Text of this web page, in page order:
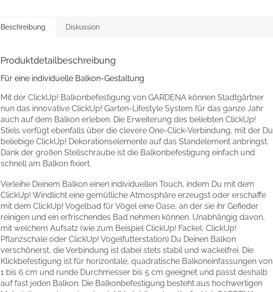
Beschreibung Diskussion
Produktdetailbeschreibung
Für eine individuelle Balkon-Gestaltung
Mit der ClickUp! Balkonbefestigung von GARDENA können Stadtgärtner
nun das innovative ClickUp! Garten-Lifestyle System für das ganze Jahr
auch auf dem Balkon erleben. Die Erweiterung des beliebten ClickUp!
Stiels verfügt ebenfalls über die clevere One-Click-Verbindung, mit der Du
beliebige ClickUp! Dekorationselemente auf das Standelement anbringst.
Dank der großen Stellschraube ist die Balkonbefestigung einfach und
schnell am Balkon fixiert.
Verleihe Deinem Balkon einen individuellen Touch, indem Du mit dem
ClickUp! Windlicht eine gemütliche Atmosphäre erzeugst oder erschaffe
mit dem ClickUp! Vogelbad für Vögel eine Oase, an der sie ihr Gefieder
reinigen und ein erfrischendes Bad nehmen können. Unabhängig davon,
mit welchem Aufsatz (wie zum Beispiel ClickUp! Fackel, ClickUp!
Pflanzschale oder ClickUp! Vogelfutterstation) Du Deinen Balkon
verschönerst, die Verbindung ist dabei stets stabil und wackelfrei. Die
Klickbefestigung ist für horizontale, quadratische Balkoneinfassungen von
1 bis 6 cm und runde Durchmesser bis 5 cm geeignet und passt deshalb
auf fast jeden Balkon. Die Balkonbefestigung besteht aus hochwertigen